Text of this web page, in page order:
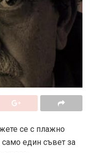
се с плажно
един съвет за